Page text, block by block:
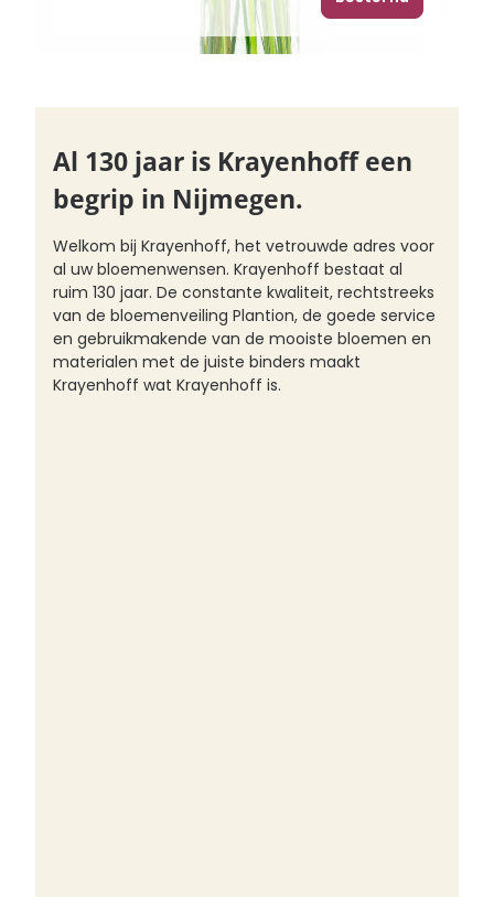
Al 130 jaar is Krayenhoff een
begrip in Nijmegen.
Welkom bij Krayenhoff, het vetrouwde adres voor
al uw bloemenwensen. Krayenhoff bestaat al
ruim 130 jaar. De constante kwaliteit, rechtstreeks
van de bloemenveiling Plantion, de goede service
en gebruikmakende van de mooiste bloemen en
materialen met de juiste binders maakt
Krayenhoff wat Krayenhoff is.